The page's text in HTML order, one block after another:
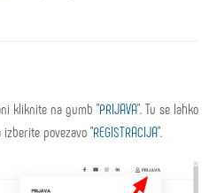
kliknite na gumb "PRIJAVA". Tu se lahko
povezavo "REGISTRACIJA".